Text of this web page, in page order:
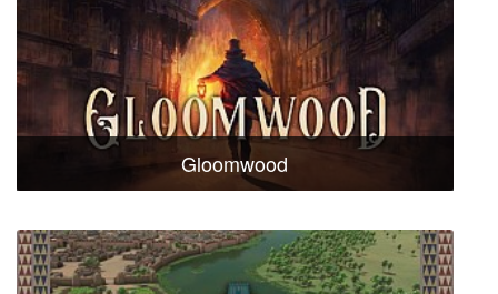
Gloomwood